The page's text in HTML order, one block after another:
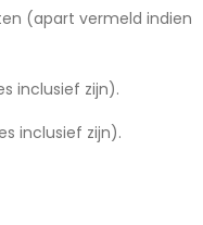
(apart vermeld indien
inclusief zijn).
inclusief zijn).